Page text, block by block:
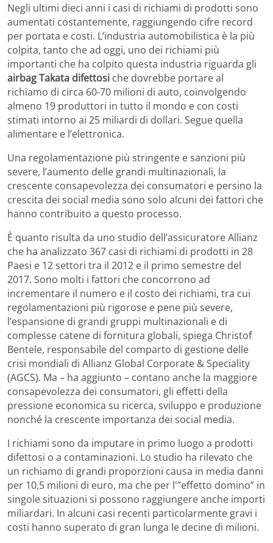
Negli ultimi dieci anni i casi di richiami di prodotti sono
aumentati costantemente, raggiungendo cifre record
per portata e costi. L’industria automobilistica è la più
colpita, tanto che ad oggi, uno dei richiami più
importanti che ha colpito questa industria riguarda gli
airbag Takata difettosi che dovrebbe portare al
richiamo di circa 60-70 milioni di auto, coinvolgendo
almeno 19 produttori in tutto il mondo e con costi
stimati intorno ai 25 miliardi di dollari. Segue quella
alimentare e l’elettronica.
Una regolamentazione più stringente e sanzioni più
severe, l’aumento delle grandi multinazionali, la
crescente consapevolezza dei consumatori e persino la
crescita dei social media sono solo alcuni dei fattori che
hanno contribuito a questo processo.
È quanto risulta da uno studio dell’assicuratore Allianz
che ha analizzato 367 casi di richiami di prodotti in 28
Paesi e 12 settori tra il 2012 e il primo semestre del
2017. Sono molti i fattori che concorrono ad
incrementare il numero e il costo dei richiami, tra cui
regolamentazioni più rigorose e pene più severe,
l’espansione di grandi gruppi multinazionali e di
complesse catene di fornitura globali, spiega Christof
Bentele, responsabile del comparto di gestione delle
crisi mondiali di Allianz Global Corporate & Speciality
(AGCS). Ma – ha aggiunto – contano anche la maggiore
consapevolezza dei consumatori, gli effetti della
pressione economica su ricerca, sviluppo e produzione
nonché la crescente importanza dei social media.
I richiami sono da imputare in primo luogo a prodotti
difettosi o a contaminazioni. Lo studio ha rilevato che
un richiamo di grandi proporzioni causa in media danni
per 10,5 milioni di euro, ma che per l'”effetto domino” in
singole situazioni si possono raggiungere anche importi
miliardari. In alcuni casi recenti particolarmente gravi i
costi hanno superato di gran lunga le decine di milioni.